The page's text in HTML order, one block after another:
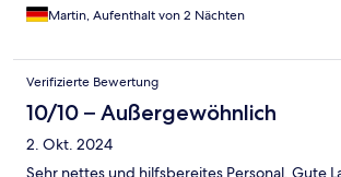
Martin, Aufenthalt von 2 Nächten
Verifizierte Bewertung
10/10 – Außergewöhnlich
2. Okt. 2024
Sehr nettes und hilfsbereites Personal. Gute